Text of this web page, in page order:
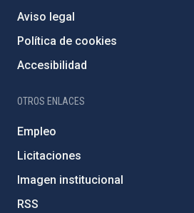
Aviso legal
Política de cookies
Accesibilidad
OTROS ENLACES
Empleo
Licitaciones
Imagen institucional
RSS